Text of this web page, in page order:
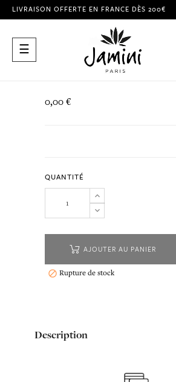
LIVRAISON OFFERTE EN FRANCE DÈS 200€
Basculer
la
☰
0,00 €
QUANTITÉ
AJOUTER AU PANIER
 Rupture de stock
Description